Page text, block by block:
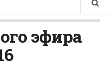
эфира